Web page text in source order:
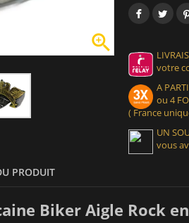

votre
A
ou 4
( France
UN
vous
PRODUIT
Biker Aigle Rock